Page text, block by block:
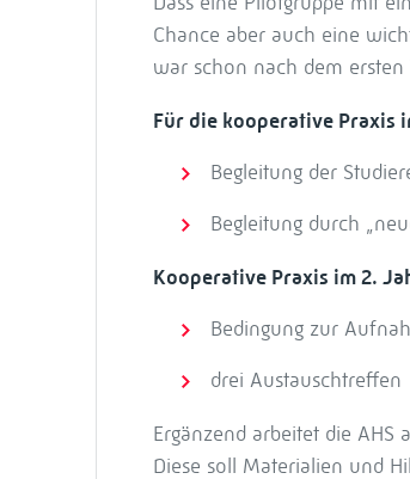
Chance aber auch eine
war schon nach dem ersten
Für die kooperative Praxis
Begleitung der
Begleitung durch
Kooperative Praxis im 2.
Bedingung zur
drei Austauschtreffen
Ergänzend arbeitet die
Diese soll Materialien und